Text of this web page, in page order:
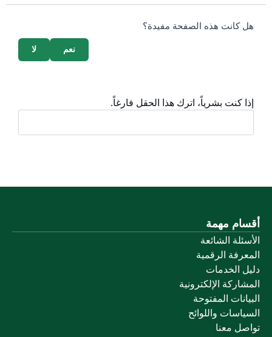
survey_v2
هل كانت هذه الصفحة مفيدة؟
لا نعم
إذا كنت بشرياً، اترك هذا الحقل فارغاً.
أقسام مهمة
الأسئلة الشائعة
المعرفة الرقمية
دليل الخدمات
المشاركة الإلكترونية
البيانات المفتوحة
السياسات واللوائح
تواصل معنا